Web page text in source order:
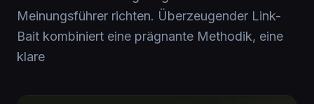
Meinungsführer richten. Überzeugender Link-
Bait kombiniert eine prägnante Methodik, eine
klare